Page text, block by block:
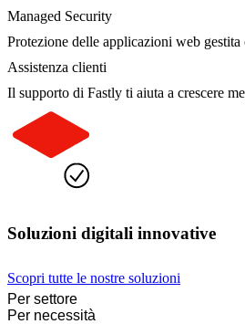
Managed Security
Protezione delle applicazioni web gestita
Assistenza clienti
Il supporto di Fastly ti aiuta a crescere
Soluzioni digitali innovative
Scopri tutte le nostre soluzioni
Per settore
Per necessità